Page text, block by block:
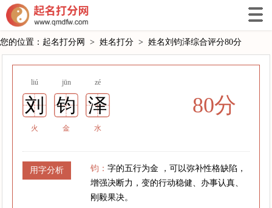
您的位置： 起名打分网 > 姓名打分 > 姓名刘钧泽综合评分80分
liú jūn zé
刘 钧 泽
火 金 水
80分
用字分析 钧：字的五行为金 ，可以弥补性格缺陷，
增强决断力，变的行动稳健、办事认真、
刚毅果决。